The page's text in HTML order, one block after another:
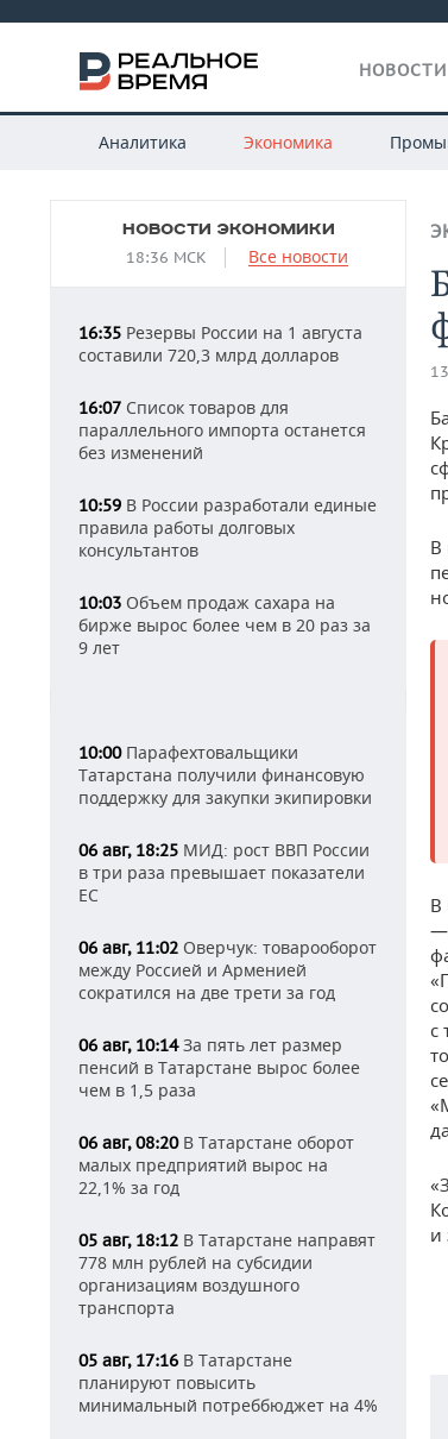
НОВОСТИ
Аналитика Экономика
НОВОСТИ ЭКОНОМИКИ
18:36 МСК Все новости
16:35 Резервы России на 1 августа
составили 720,3 млрд долларов
16:07 Список товаров для
параллельного импорта останется
без изменений
10:59 В России разработали единые
правила работы долговых
консультантов
10:03 Объем продаж сахара на
бирже вырос более чем в 20 раз за
9 лет
10:00Парафехтовальщики
Татарстана получили финансовую
поддержку для закупки экипировки
06 авг, 18:25 МИД: рост ВВП России
в три раза превышает показатели
ЕС
06 авг, 11:02 Оверчук: товарооборот
между Россией и Арменией
сократился на две трети за год
06 авг, 10:14За пять лет размер
пенсий в Татарстане вырос более
чем в 1,5 раза
06 авг, 08:20В Татарстане оборот
малых предприятий вырос на
22,1% за год
05 авг, 18:12 В Татарстане направят
778 млн рублей на субсидии
организациям воздушного
транспорта
05 авг, 17:16 В Татарстане
планируют повысить
минимальный потреббюджет на 4%
В
В
—
с
и